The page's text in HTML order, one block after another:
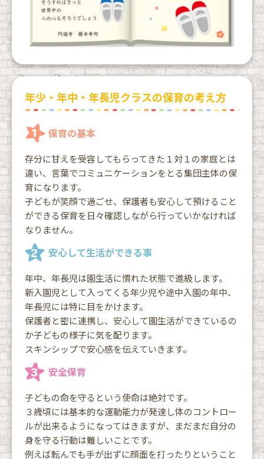
年少・年中・年長児クラスの保育の考え方
保育の基本
存分に甘えを受容してもらってきた１対１の家庭とは
違い、言葉でコミュニケーションをとる集団主体の保
育になります。
子どもが笑顔で過ごせ、保護者も安心して預けること
ができる保育を日々確認しながら行っていかなければ
なりません。
安心して生活ができる事
年中、年長児は園生活に慣れた状態で進級します。
新入園児として入ってくる年少児や途中入園の年中、
年長児には特に目をかけます。
保護者と密に連携し、安心して園生活ができているの
か子どもの様子に気を配ります。
スキンシップで安心感を伝えていきます。
安全保育
子どもの命を守るという使命は絶対です。
３歳頃には基本的な運動能力が発達し体のコントロー
ルが出来るようになってはきますが、まだまだ自分の
身を守る行動は難しいことです。
例えば転んでも手が出ずに顔面を打ったりということ